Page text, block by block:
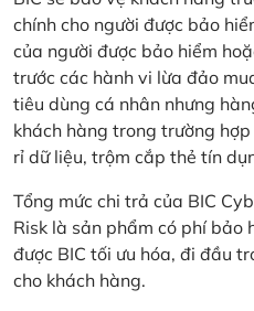
chính cho người được bảo
của người được bảo hiểm
trước các hành vi lừa đảo
tiêu dùng cá nhân nhưng
khách hàng trong trường
rỉ dữ liệu, trộm cắp thẻ tín
Tổng mức chi trả của BIC
Risk là sản phẩm có phí bảo
được BIC tối ưu hóa, đi đầu
cho khách hàng.